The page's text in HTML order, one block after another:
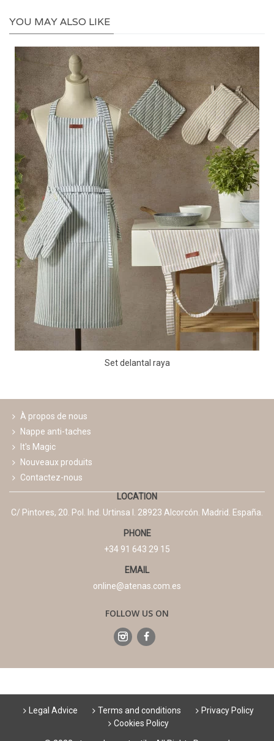
YOU MAY ALSO LIKE
Set delantal raya
À propos de nous
Nappe anti-taches
It's Magic
Nouveaux produits
Contactez-nous
LOCATION
C/ Pintores, 20. Pol. Ind. Urtinsa I. 28923 Alcorcón. Madrid. España.
PHONE
+34 91 643 29 15
EMAIL
online@atenas.com.es
FOLLOW US ON
Legal Advice Terms and conditions
Privacy Policy
Cookies Policy